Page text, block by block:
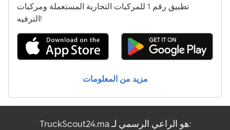
تطبيق رقم 1 للمركبات التجارية المستعملة ومركبات
الترفيه!
مزيد من المعلومات
TruckScout24.ma هو الراعي الرسمي لـ: